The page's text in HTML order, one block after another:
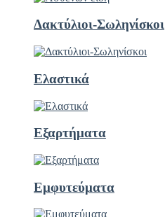
Δακτύλιοι-Σωληνίσκοι
Ελαστικά
Εξαρτήματα
Εμφυτεύματα